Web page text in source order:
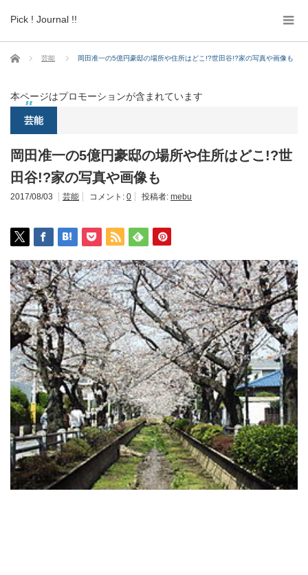
Pick ! Journal !!
ホーム 芸能 岡田准一の5億円豪邸の場所や住所はどこ!?世田谷!?家の写真や画像も
本ページはプロモーションが含まれています
芸能
岡田准一の5億円豪邸の場所や住所はどこ!?世
田谷!?家の写真や画像も
2017/08/03 芸能 コメント: 0 投稿者: mebu